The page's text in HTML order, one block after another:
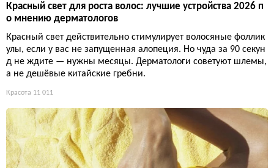
Красный свет для роста волос: лучшие устройства 2026 п
о мнению дерматологов
Красный свет действительно стимулирует волосяные фоллик
улы, если у вас не запущенная алопеция. Но чуда за 90 секун
д не ждите — нужны месяцы. Дерматологи советуют шлемы,
а не дешёвые китайские гребни.
Красота 11 011